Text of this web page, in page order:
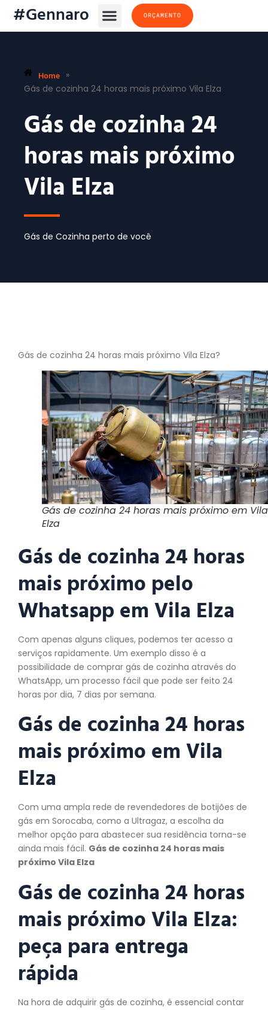
#Gennaro ORÇAMENTO
Home »
Gás de cozinha 24 horas mais próximo Vila Elza
Gás de cozinha 24
horas mais próximo
Vila Elza
Gás de Cozinha perto de você
Gás de cozinha 24 horas mais próximo Vila Elza?
Gás de cozinha 24 horas mais próximo em Vila
Elza
Gás de cozinha 24 horas
mais próximo pelo
Whatsapp em Vila Elza
Com apenas alguns cliques, podemos ter acesso a
serviços rapidamente. Um exemplo disso é a
possibilidade de comprar gás de cozinha através do
WhatsApp, um processo fácil que pode ser feito 24
horas por dia, 7 dias por semana.
Gás de cozinha 24 horas
mais próximo em Vila
Elza
Com uma ampla rede de revendedores de botijões de
gás em Sorocaba, como a Ultragaz, a escolha da
melhor opção para abastecer sua residência torna-se
ainda mais fácil. Gás de cozinha 24 horas mais
próximo Vila Elza
Gás de cozinha 24 horas
mais próximo Vila Elza:
peça para entrega
rápida
Na hora de adquirir gás de cozinha, é essencial contar